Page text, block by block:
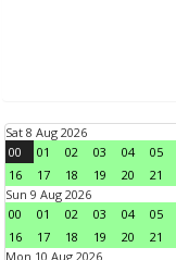
Sat 8 Aug 2026
00
01 02 03 04 05
16
17 18 19 20 21
Sun 9 Aug 2026
00
01 02 03 04 05
16
17 18 19 20 21
Mon 10 Aug 2026